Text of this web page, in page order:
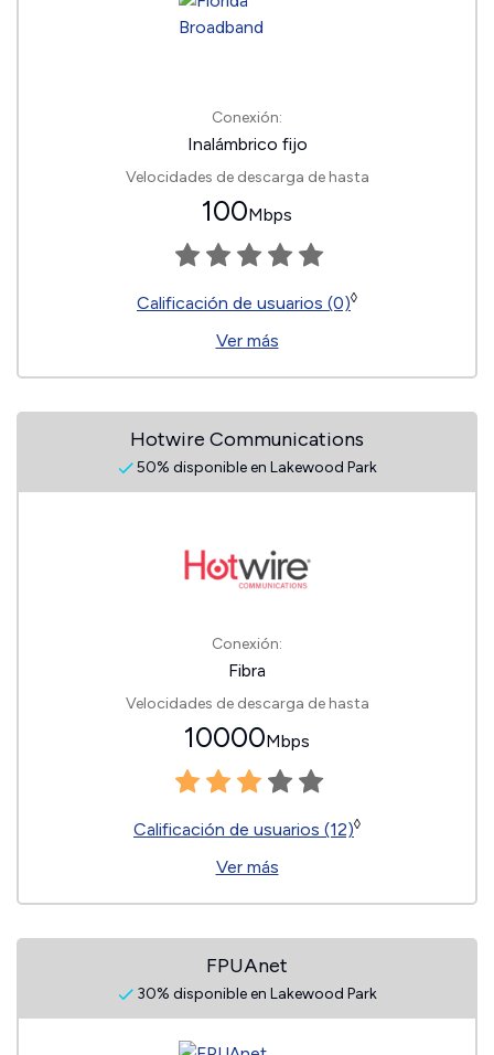
Conexión:
Inalámbrico fijo
Velocidades de descarga de hasta
100Mbps
Calificación de usuarios (0)◊
Ver más
Hotwire Communications
50% disponible en Lakewood Park
Conexión:
Fibra
Velocidades de descarga de hasta
10000Mbps
Calificación de usuarios (12)◊
Ver más
FPUAnet
30% disponible en Lakewood Park